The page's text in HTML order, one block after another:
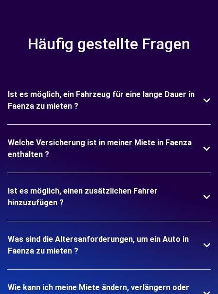
Häufig gestellte Fragen
Ist es möglich, ein Fahrzeug für eine lange Dauer in
Faenza zu mieten ?
Welche Versicherung ist in meiner Miete in Faenza
enthalten ?
Ist es möglich, einen zusätzlichen Fahrer
hinzuzufügen ?
Was sind die Altersanforderungen, um ein Auto in
Faenza zu mieten ?
Wie kann ich meine Miete ändern, verlängern oder